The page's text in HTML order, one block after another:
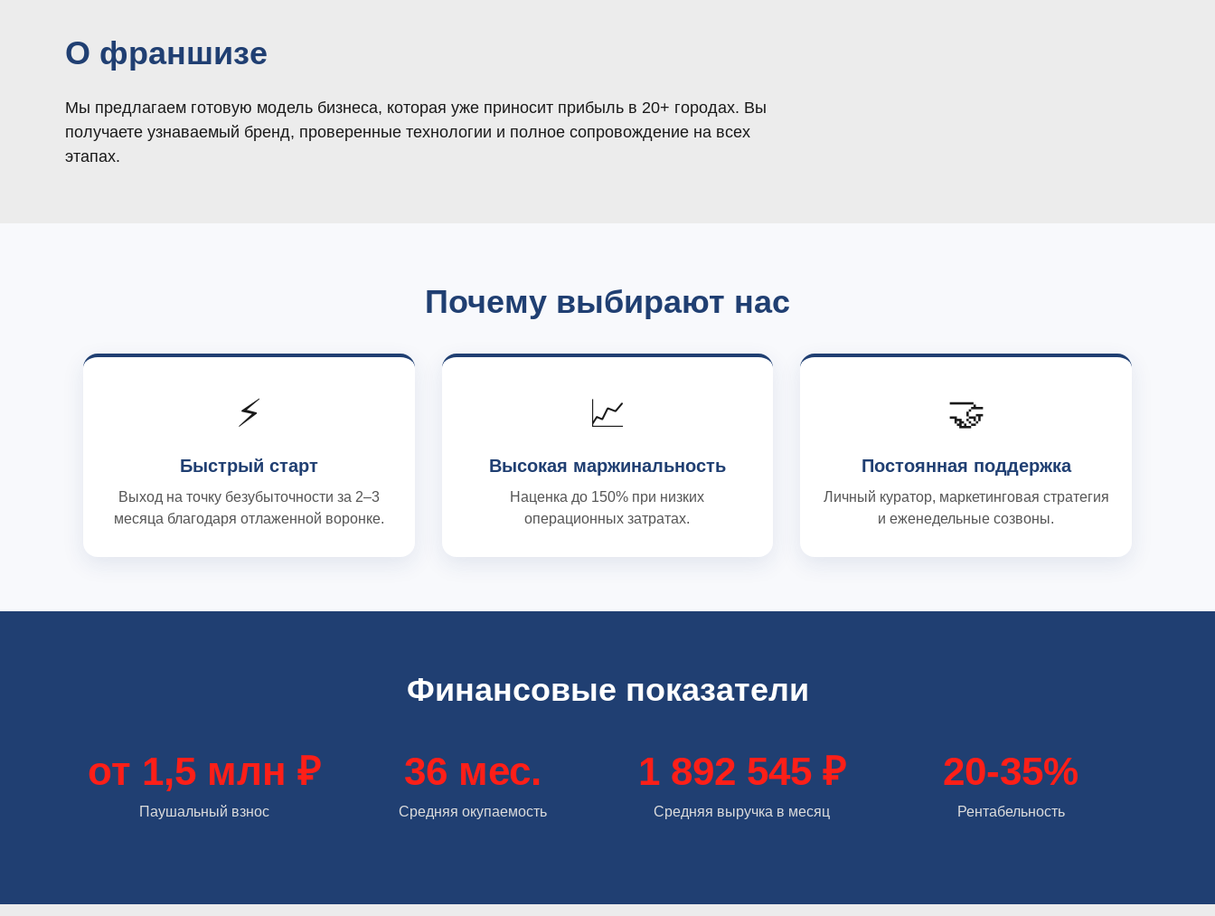
О франшизе
Мы предлагаем готовую модель бизнеса, которая уже приносит прибыль в 20+ городах. Вы
получаете узнаваемый бренд, проверенные технологии и полное сопровождение на всех
этапах.
Почему выбирают нас
⚡
Быстрый старт
Выход на точку безубыточности за 2–3
месяца благодаря отлаженной воронке.
📈
Высокая маржинальность
Наценка до 150% при низких
операционных затратах.
🤝
Постоянная поддержка
Личный куратор, маркетинговая стратегия
и еженедельные созвоны.
Финансовые показатели
от 1,5 млн ₽
Паушальный взнос
36 мес.
Средняя окупаемость
1 892 545 ₽
Средняя выручка в месяц
20-35%
Рентабельность